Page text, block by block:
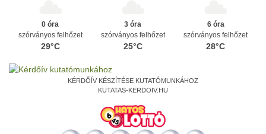
0 óra
szórványos felhőzet
29°C
3 óra
szórványos felhőzet
25°C
6 óra
szórványos felhőzet
28°C
KÉRDŐÍV KÉSZÍTÉSE KUTATÓMUNKÁHOZ
KUTATAS-KERDOIV.HU